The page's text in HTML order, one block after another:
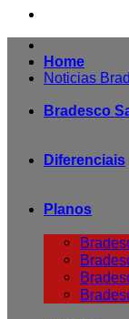
Noticias
Home
Bradesco
Diferenciais
Planos